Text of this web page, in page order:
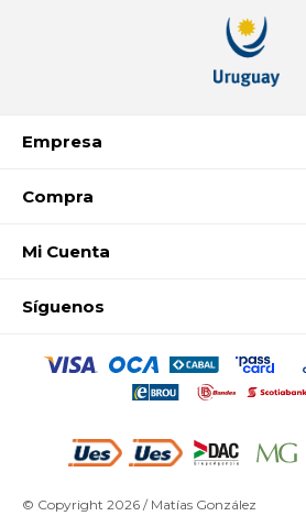
Empresa
Compra
Mi Cuenta
Síguenos
© Copyright 2026 / Matías González